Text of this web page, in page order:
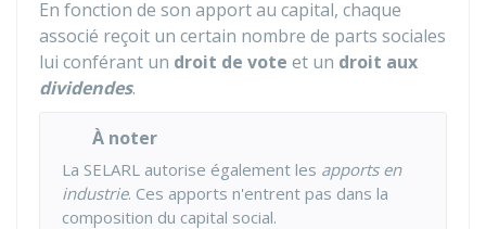
En fonction de son apport au capital, chaque
associé reçoit un certain nombre de parts sociales
lui conférant un droit de vote et un droit aux
dividendes.
À noter
La SELARL autorise également les apports en
industrie. Ces apports n'entrent pas dans la
composition du capital social.